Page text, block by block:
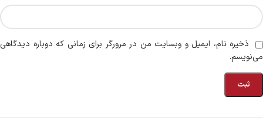
ذخیره نام، ایمیل و وبسایت من در مرورگر برای زمانی که دوباره دیدگاهی
می‌نویسم.